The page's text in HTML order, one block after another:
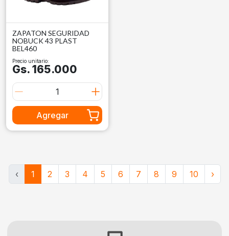
ZAPATON SEGURIDAD
NOBUCK 43 PLAST
BEL460
Precio unitario:
Gs. 165.000
Agregar
‹ 1 2 3 4 5 6 7 8 9 10 ›